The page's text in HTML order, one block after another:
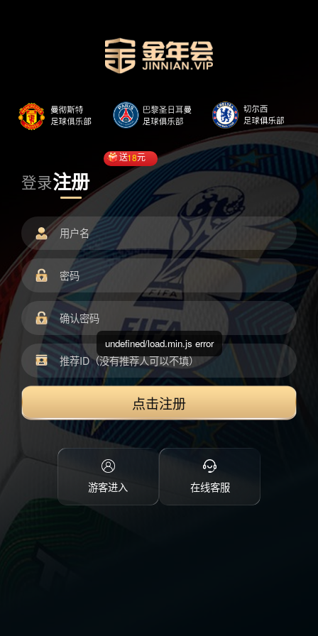
登录注册
送18元
点击注册
游客进入 在线客服
undefined/load.min.js error